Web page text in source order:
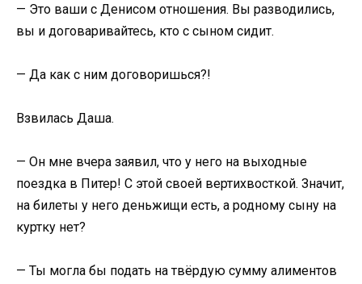
— Это ваши с Денисом отношения. Вы разводились,
вы и договаривайтесь, кто с сыном сидит.
— Да как с ним договоришься?!
Взвилась Даша.
— Он мне вчера заявил, что у него на выходные
поездка в Питер! С этой своей вертихвосткой. Значит,
на билеты у него деньжищи есть, а родному сыну на
куртку нет?
— Ты могла бы подать на твёрдую сумму алиментов